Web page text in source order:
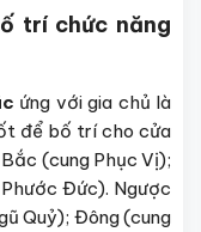
trí chức năng
ứng với gia chủ là
để bố trí cho cửa
(cung Phục Vị);
Phước Đức). Ngược
Quỷ); Đông (cung